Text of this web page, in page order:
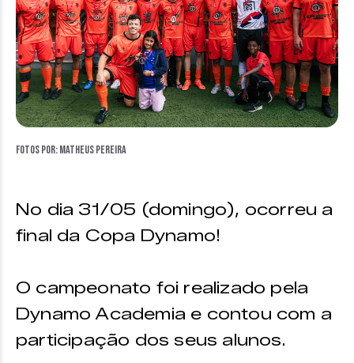
Fotos por: Matheus Pereira
No dia 31/05 (domingo), ocorreu a
final da Copa Dynamo!
O campeonato foi realizado pela
Dynamo Academia e contou com a
participação dos seus alunos.